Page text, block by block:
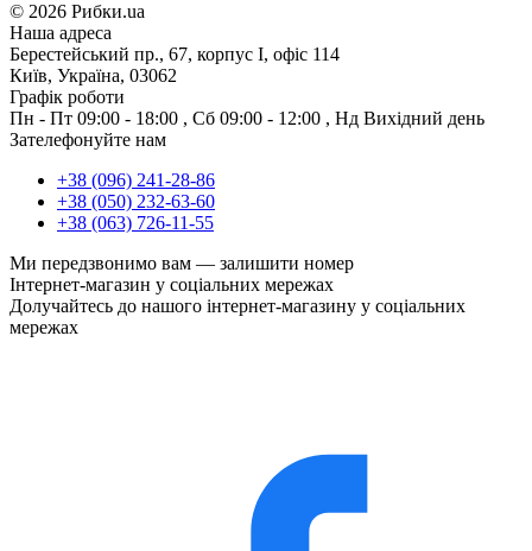
© 2026 Рибки.ua
Наша адреса
Берестейський пр., 67, корпус І, офіс 114
Київ, Україна, 03062
Графік роботи
Пн - Пт 09:00 - 18:00 , Сб 09:00 - 12:00 , Нд Вихідний день
Зателефонуйте нам
+38 (096) 241-28-86
+38 (050) 232-63-60
+38 (063) 726-11-55
Ми передзвонимо вам — залишити номер
Інтернет-магазин у соціальних мережах
Долучайтесь до нашого інтернет-магазину у соціальних
мережах